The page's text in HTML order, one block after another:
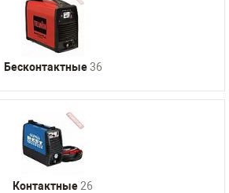
Бесконтактные36
Контактные26